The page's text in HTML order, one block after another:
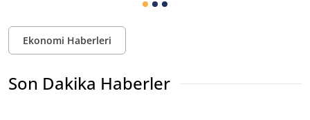
Ekonomi Haberleri
Son Dakika Haberler